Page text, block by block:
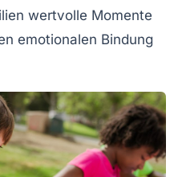
wertvolle Momente
emotionalen Bindung